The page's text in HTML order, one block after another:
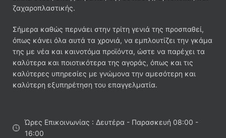
ζαχαροπλαστικής.
Σήμερα καθώς περνάει στην τρίτη γενιά της προσπαθεί,
όπως κάνει όλα αυτά τα χρονιά, να εμπλουτίζει την γκάμα
της με νέα και καινοτόμα προϊόντα, ώστε να παρέχει τα
καλύτερα και ποιοτικότερα της αγοράς, όπως και τις
καλύτερες υπηρεσίες με γνώμονα την αμεσότερη και
καλύτερη εξυπηρέτηση του επαγγελματία.
Ώρες Επικοινωνίας : Δευτέρα - Παρασκευή 08:00 -
16:00